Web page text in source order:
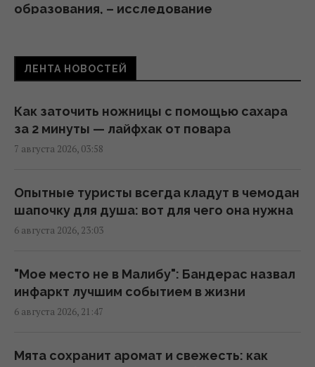
образования, – исследование
Миф развенчан: сколько на самом деле
22:12 четверг, 06 августа 2026
Анчоусы или сардины: какая рыба
21:47 четверг, 06 августа 2026
Китай окружил пустыню деревьями: спустя
больше CO₂
20:52 четверг, 06 августа 2026
чреди туристов, оказался подделкой
ЛЕНТА НОВОСТЕЙ
Как заточить ножницы с помощью сахара
за 2 минуты — лайфхак от повара
7 августа 2026, 03:58
Опытные туристы всегда кладут в чемодан
шапочку для душа: вот для чего она нужна
6 августа 2026, 23:03
"Мое место не в Малибу": Бандерас назвал
инфаркт лучшим событием в жизни
6 августа 2026, 21:47
Мята сохранит аромат и свежесть: как